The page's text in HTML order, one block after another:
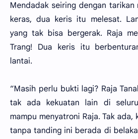
Mendadak seiring dengan tarikan
keras, dua keris itu melesat.
yang tak bisa bergerak. Raja
Trang! Dua keris itu
lantai.
“Masih perlu bukti lagi? Raja
tak ada kekuatan lain di
mampu menyatroni Raja. Tak ada,
tanpa tanding ini berada di